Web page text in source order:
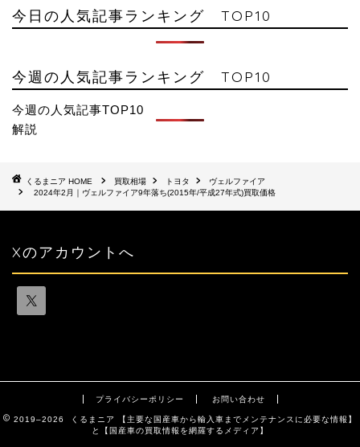
今日の人気記事ランキング TOP10
今週の人気記事ランキング TOP10
今週の人気記事TOP10
解説
HOME 買取相場 トヨタ
ヴェルファイア
2024年2月｜ヴェルファイア9年落ち(2015年/平成27年式)買取価格
Xのアカウントへ
プライバシーポリシー お問い合わせ
2019–2026 くるまニア 【主要な国産車から輸入車までメンテナンスに必要な情報】
と【国産車の買取情報を網羅するメディア】